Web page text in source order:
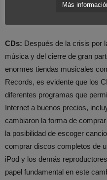
Internet. Y, por otra parte,
CDs: Después de la crisis por
música y del cierre de gran
enormes tiendas musicales
Records, es evidente que los
diferentes programas que
Internet a buenos precios,
cambiaron la forma de
la posibilidad de escoger
comprar discos completos de
iPod y los demás
papel fundamental en este
Más